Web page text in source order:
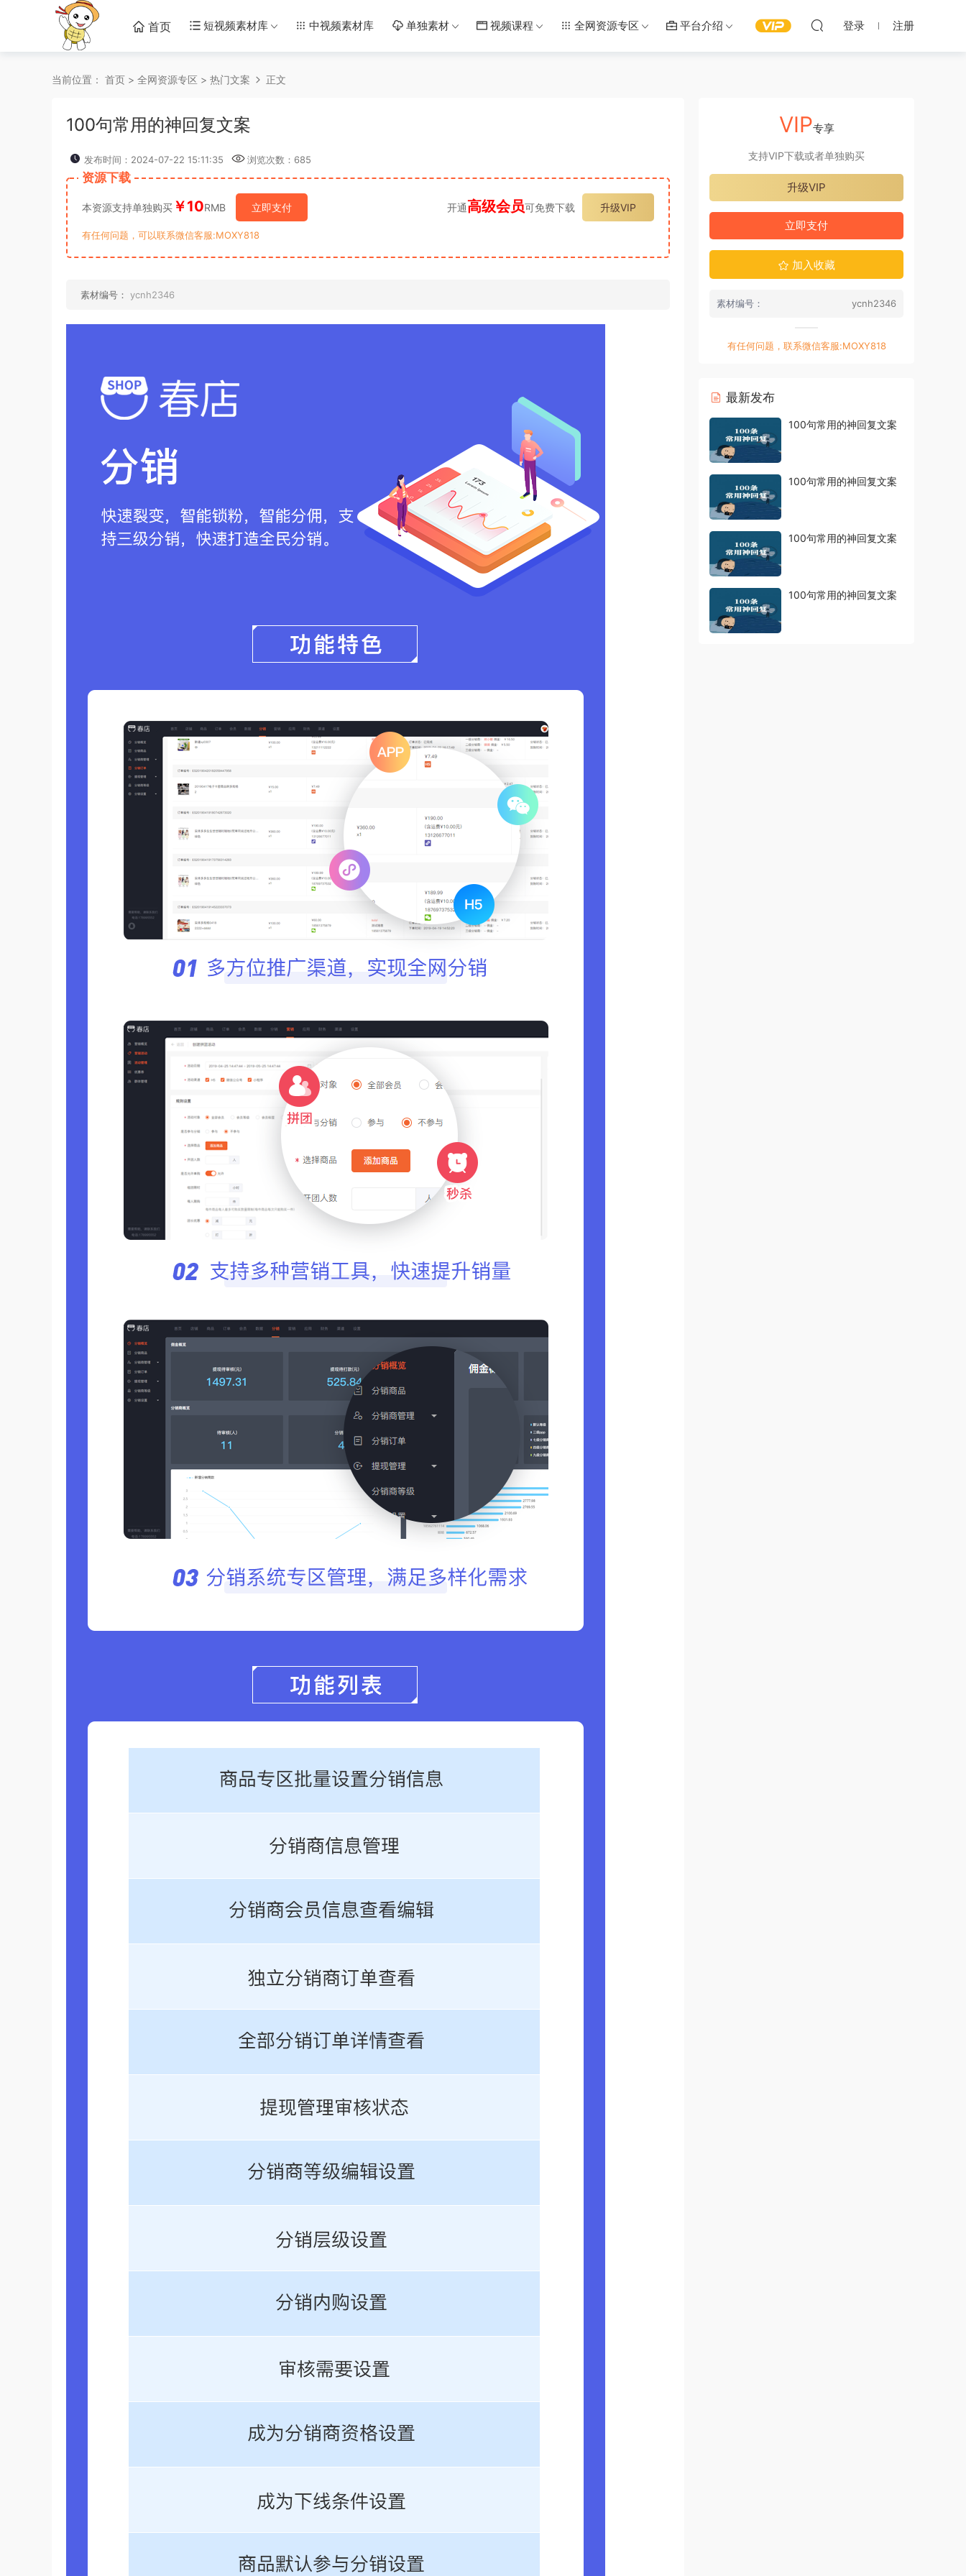
首页 短视频素材库 中视频素材库 单独素材 视频课程 全网资源专区 平台介绍 登录 注册
当前位置： 首页 > 全网资源专区 > 热门文案 正文
100句常用的神回复文案
发布时间：2024-07-22 15:11:35 浏览次数： 685
资源下载
开通高级会员可免费下载 升级VIP
本资源支持单独购买 ￥10RMB 立即支付
有任何问题，可以联系微信客服:MOXY818
素材编号： ycnh2346
VIP专享
支持VIP下载或者单独购买
升级VIP
立即支付
加入收藏
素材编号： ycnh2346
有任何问题，联系微信客服:MOXY818
最新发布
100句常用的神回复文案
100句常用的神回复文案
100句常用的神回复文案
100句常用的神回复文案